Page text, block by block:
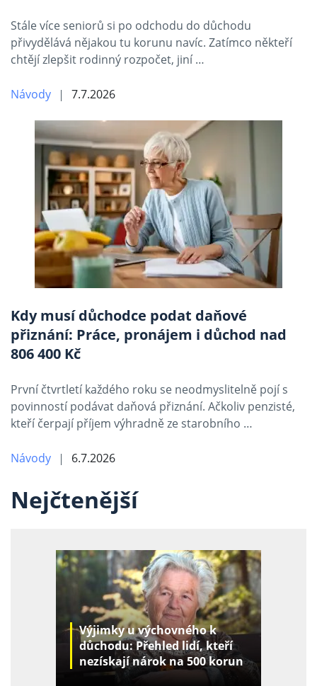
Stále více seniorů si po odchodu do důchodu
přivydělává nějakou tu korunu navíc. Zatímco někteří
chtějí zlepšit rodinný rozpočet, jiní …
Návody 7.7.2026
Kdy musí důchodce podat daňové
přiznání: Práce, pronájem i důchod nad
806 400 Kč
První čtvrtletí každého roku se neodmyslitelně pojí s
povinností podávat daňová přiznání. Ačkoliv penzisté,
kteří čerpají příjem výhradně ze starobního …
Návody 6.7.2026
Nejčtenější
Výjimky u výchovného k
důchodu: Přehled lidí, kteří
nezískají nárok na 500 korun
za děti